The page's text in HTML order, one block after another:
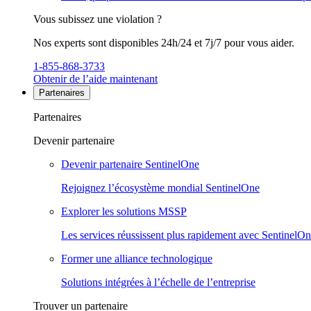
Vous subissez une violation ?
Nos experts sont disponibles 24h/24 et 7j/7 pour vous aider.
1-855-868-3733
Obtenir de l’aide maintenant
Partenaires
Partenaires
Devenir partenaire
Devenir partenaire SentinelOne
Rejoignez l’écosystème mondial SentinelOne
Explorer les solutions MSSP
Les services réussissent plus rapidement avec
Former une alliance technologique
Solutions intégrées à l’échelle de l’entreprise
Trouver un partenaire